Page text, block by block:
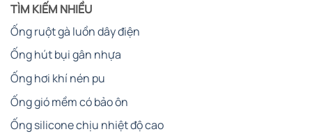
TÌM KIẾM NHIỀU
Ống ruột gà luồn dây điện
Ống hút bụi gân nhựa
Ống hơi khí nén pu
Ống gió mềm có bảo ôn
Ống silicone chịu nhiệt độ cao